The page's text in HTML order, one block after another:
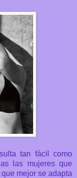
tan fácil como
las mujeres que
mejor se adapta